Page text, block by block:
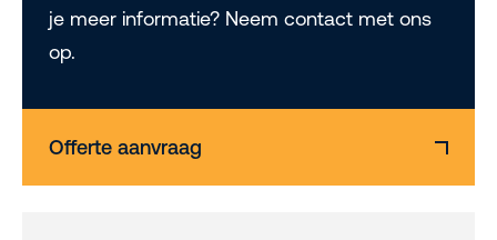
je meer informatie? Neem contact met ons
op.
Offerte aanvraag